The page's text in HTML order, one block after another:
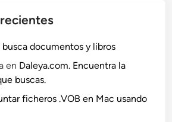
busca documentos y libros
en Daleya.com. Encuentra la
buscas.
ficheros .VOB en Mac usando